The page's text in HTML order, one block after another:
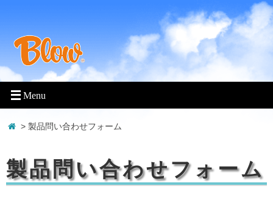
> 製品問い合わせフォーム
製品問い合わせフォーム